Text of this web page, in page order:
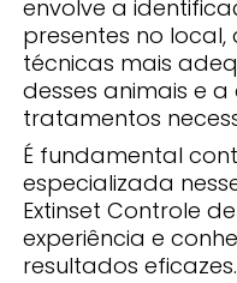
envolve a
presentes no
técnicas mais
desses animais e
tratamentos
É fundamental
especializada
Extinset Controle
experiência e
resultados eficazes.